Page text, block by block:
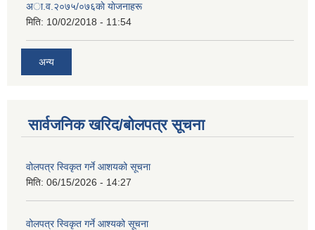
अा‍‍.व.२०७५/०७६काे याेजनाहरू
मिति: 10/02/2018 - 11:54
अन्य
सार्वजनिक खरिद/बोलपत्र सूचना
वोलपत्र स्विकृत गर्ने आशयको सूचना
मिति: 06/15/2026 - 14:27
वोलपत्र स्विकृत गर्ने आश्यको सूचना